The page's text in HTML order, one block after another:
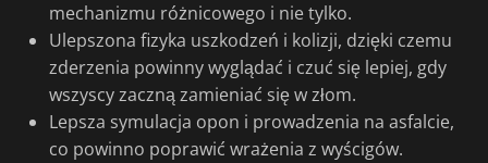
mechanizmu różnicowego i nie tylko.
Ulepszona fizyka uszkodzeń i kolizji, dzięki czemu
zderzenia powinny wyglądać i czuć się lepiej, gdy
wszyscy zaczną zamieniać się w złom.
Lepsza symulacja opon i prowadzenia na asfalcie,
co powinno poprawić wrażenia z wyścigów.